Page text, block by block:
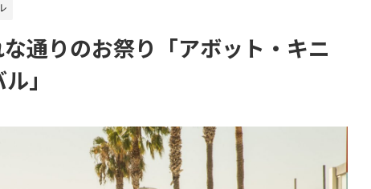
通りのお祭り「アボット・キニ
」